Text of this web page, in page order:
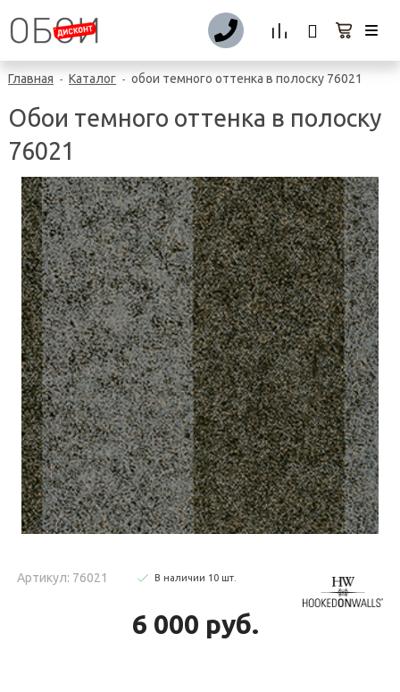
Главная - Каталог - обои темного оттенка в полоску 76021
Обои темного оттенка в полоску
76021
Артикул: 76021 В наличии 10 шт
6 000 руб.